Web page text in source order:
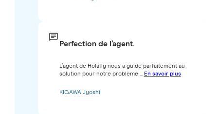
Perfection de l’agent.
L’agent de Holafly nous a guidé parfaitement au
solution pour notre problème ... En savoir plus
KIGAWA Jyoshi